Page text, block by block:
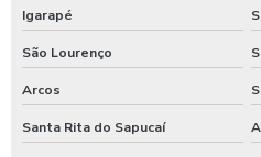
Pastilha de cloro para tratamento de
Polímero catiônico tratamento de
Posto com aspirador self service
Posto com aspirador self service sp
Igarapé
São Lourenço
Arcos
Santa Rita do Sapucaí